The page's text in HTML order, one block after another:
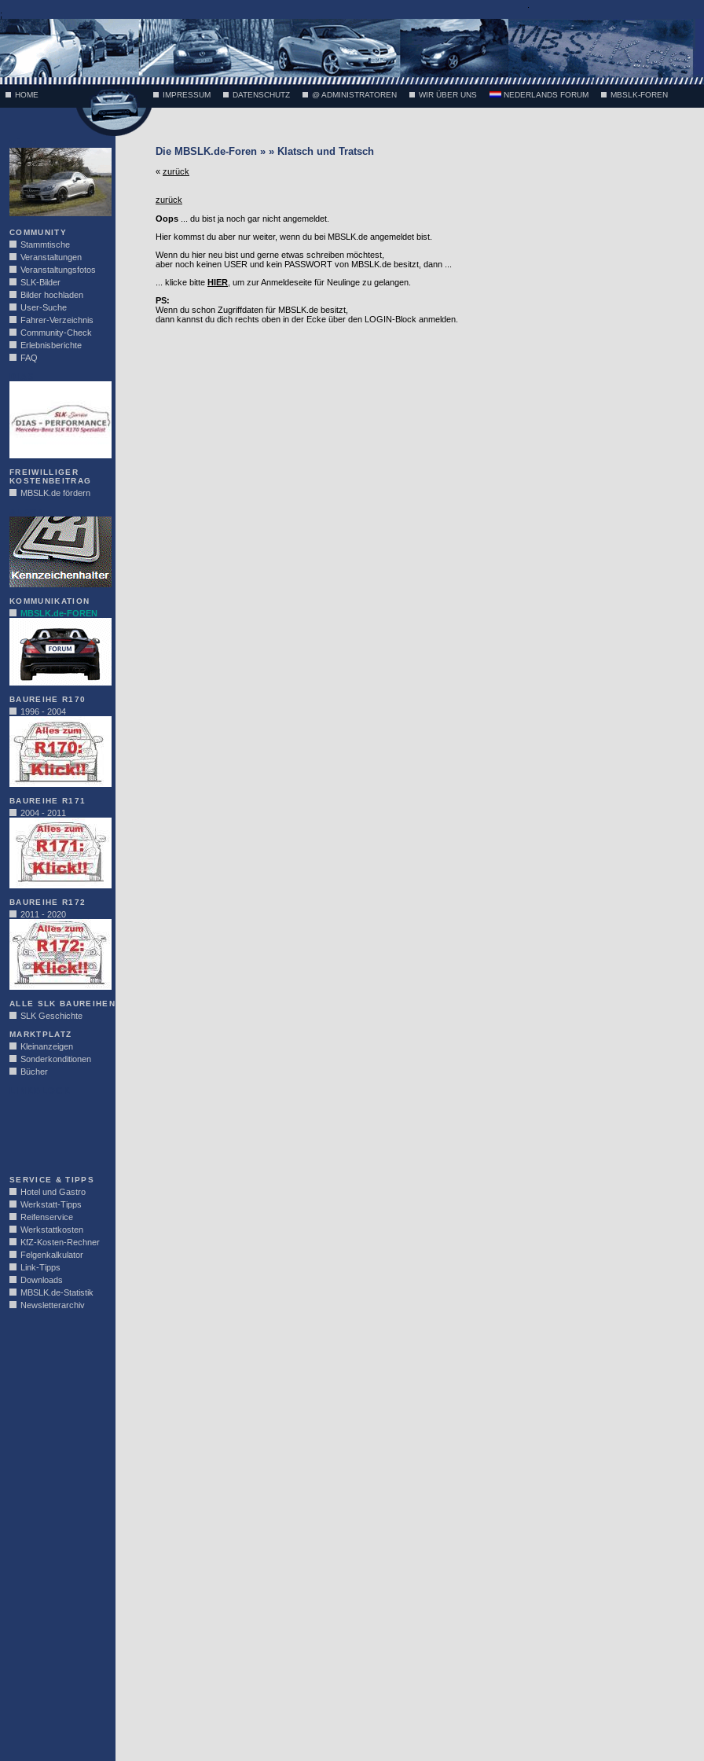
;
HOME IMPRESSUM DATENSCHUTZ @ ADMINISTRATOREN WIR ÜBER UNS NEDERLANDS FORUM MBSLK-FOREN
COMMUNITY
Stammtische
Veranstaltungen
Veranstaltungsfotos
SLK-Bilder
Bilder hochladen
User-Suche
Fahrer-Verzeichnis
Community-Check
Erlebnisberichte
FAQ
FREIWILLIGER
KOSTENBEITRAG
MBSLK.de fördern
KOMMUNIKATION
MBSLK.de-FOREN
BAUREIHE R170
1996 - 2004
BAUREIHE R171
2004 - 2011
BAUREIHE R172
2011 - 2020
ALLE SLK BAUREIHEN
SLK Geschichte
MARKTPLATZ
Kleinanzeigen
Sonderkonditionen
Bücher
SERVICE & TIPPS
Hotel und Gastro
Werkstatt-Tipps
Reifenservice
Werkstattkosten
KfZ-Kosten-Rechner
Felgenkalkulator
Link-Tipps
Downloads
MBSLK.de-Statistik
Newsletterarchiv
Die MBSLK.de-Foren » » Klatsch und Tratsch
« zurück
zurück
Oops ... du bist ja noch gar nicht angemeldet.
Hier kommst du aber nur weiter, wenn du bei MBSLK.de angemeldet bist.
Wenn du hier neu bist und gerne etwas schreiben möchtest,
aber noch keinen USER und kein PASSWORT von MBSLK.de besitzt, dann ...
... klicke bitte HIER , um zur Anmeldeseite für Neulinge zu gelangen.
PS:
Wenn du schon Zugriffdaten für MBSLK.de besitzt,
dann kannst du dich rechts oben in der Ecke über den LOGIN-Block anmelden.